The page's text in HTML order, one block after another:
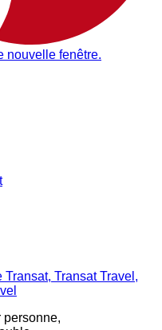
nouvelle fenêtre.
Transat Travel,
personne,